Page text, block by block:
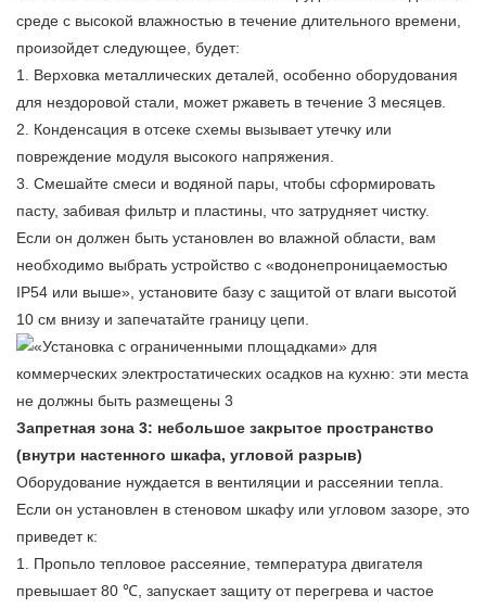
среде с высокой влажностью в течение длительного времени,
произойдет следующее, будет:
1. Верховка металлических деталей, особенно оборудования
для нездоровой стали, может ржаветь в течение 3 месяцев.
2. Конденсация в отсеке схемы вызывает утечку или
повреждение модуля высокого напряжения.
3. Смешайте смеси и водяной пары, чтобы сформировать
пасту, забивая фильтр и пластины, что затрудняет чистку.
Если он должен быть установлен во влажной области, вам
необходимо выбрать устройство с «водонепроницаемостью
IP54 или выше», установите базу с защитой от влаги высотой
10 см внизу и запечатайте границу цепи.
Запретная зона 3: небольшое закрытое пространство
(внутри настенного шкафа, угловой разрыв)
Оборудование нуждается в вентиляции и рассеянии тепла.
Если он установлен в стеновом шкафу или угловом зазоре, это
приведет к:
1. Пропьло тепловое рассеяние, температура двигателя
превышает 80 ℃, запускает защиту от перегрева и частое